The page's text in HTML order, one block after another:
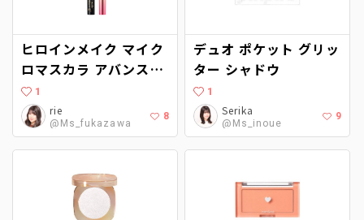
ヒロインメイク マイク
ロマスカラ アバンスト
フィルム
1
rie
@Ms_fukazawa
8
デュオ ポケット グリッ
ター シャドウ
1
Serika
@Ms_inoue
9